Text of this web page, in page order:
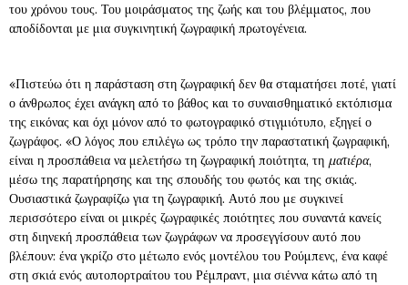
του χρόνου τους. Του μοιράσματος της ζωής και του βλέμματος, που
αποδίδονται με μια συγκινητική ζωγραφική πρωτογένεια.
«Πιστεύω ότι η παράσταση στη ζωγραφική δεν θα σταματήσει ποτέ, γιατί
ο άνθρωπος έχει ανάγκη από το βάθος και το συναισθηματικό εκτόπισμα
της εικόνας και όχι μόνον από το φωτογραφικό στιγμιότυπο, εξηγεί ο
ζωγράφος. «Ο λόγος που επιλέγω ως τρόπο την παραστατική ζωγραφική,
είναι η προσπάθεια να μελετήσω τη ζωγραφική ποιότητα, τη ματιέρα,
μέσω της παρατήρησης και της σπουδής του φωτός και της σκιάς.
Ουσιαστικά ζωγραφίζω για τη ζωγραφική. Αυτό που με συγκινεί
περισσότερο είναι οι μικρές ζωγραφικές ποιότητες που συναντά κανείς
στη διηνεκή προσπάθεια των ζωγράφων να προσεγγίσουν αυτό που
βλέπουν: ένα γκρίζο στο μέτωπο ενός μοντέλου του Ρούμπενς, ένα καφέ
στη σκιά ενός αυτοπορτραίτου του Ρέμπραντ, μια σιέννα κάτω από τη